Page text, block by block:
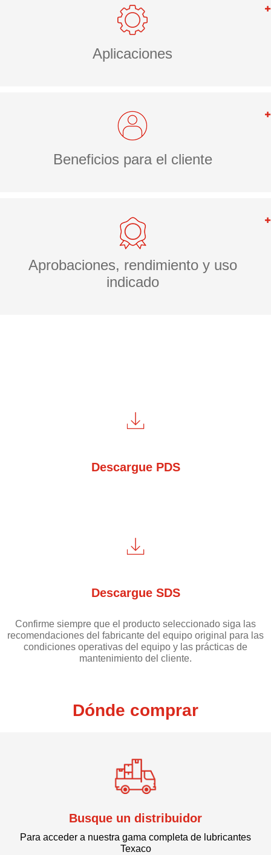
Aplicaciones
Beneficios para el cliente
Aprobaciones, rendimiento y uso
indicado
Descargue PDS
Descargue SDS
Confirme siempre que el producto seleccionado siga las
recomendaciones del fabricante del equipo original para las
condiciones operativas del equipo y las prácticas de
mantenimiento del cliente.
Dónde comprar
Busque un distribuidor
Para acceder a nuestra gama completa de lubricantes
Texaco